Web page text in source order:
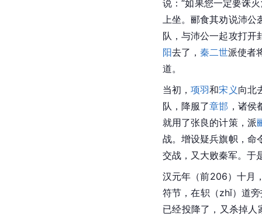
说：“如果您一定要诛
上坐。郦食其劝说沛公
队，与沛公一起攻打开
阳去了， 秦二世派使者
道。
当初，项羽和宋义 向北
队，降服了章邯 ，诸
就用了张良的计策，派
战。增设疑兵旗帜，命
交战，又大败秦军。于
汉元年（前206）十月
符节，在轵（zhǐ）道
已经投降了，又杀掉人